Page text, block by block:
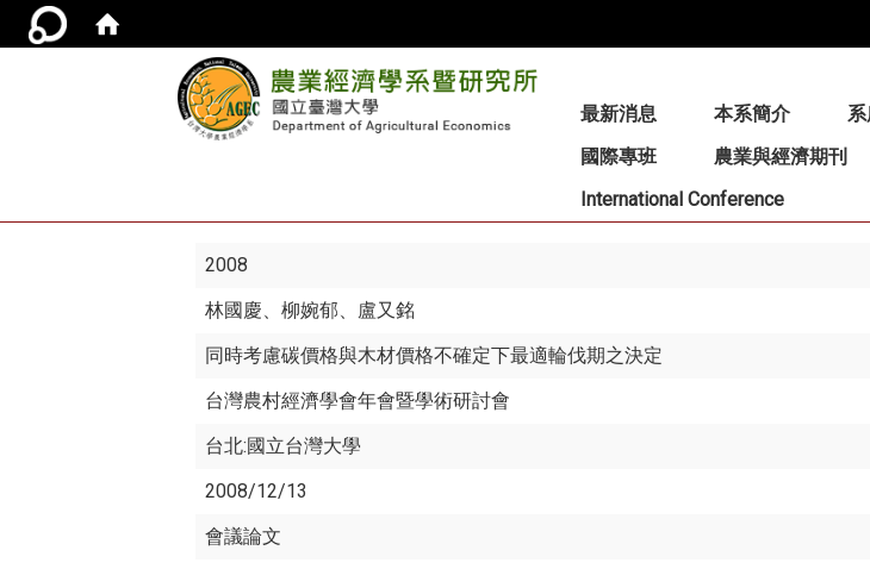
最新消息 本系簡介 系
國際專班
農業與經濟期刊
International Conference
2008
林國慶、柳婉郁、盧又銘
同時考慮碳價格與木材價格不確定下最適輪伐期之決定
台灣農村經濟學會年會暨學術研討會
台北:國立台灣大學
2008/12/13
會議論文